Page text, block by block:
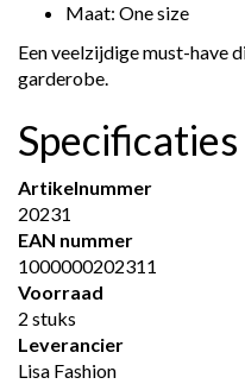
Maat: One size
Een veelzijdige must-have
garderobe.
Specificaties
Artikelnummer
20231
EAN nummer
1000000202311
Voorraad
2 stuks
Leverancier
Lisa Fashion